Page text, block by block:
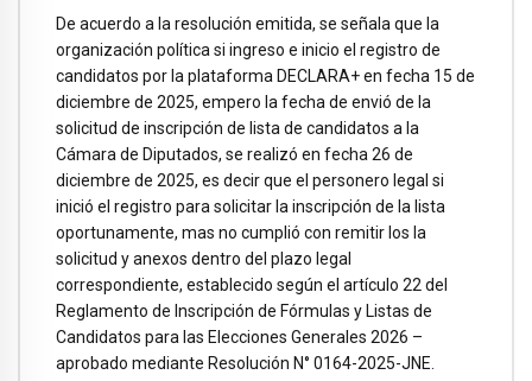
De acuerdo a la resolución emitida, se señala que la
organización política si ingreso e inicio el registro de
candidatos por la plataforma DECLARA+ en fecha 15 de
diciembre de 2025, empero la fecha de envió de la
solicitud de inscripción de lista de candidatos a la
Cámara de Diputados, se realizó en fecha 26 de
diciembre de 2025, es decir que el personero legal si
inició el registro para solicitar la inscripción de la lista
oportunamente, mas no cumplió con remitir los la
solicitud y anexos dentro del plazo legal
correspondiente, establecido según el artículo 22 del
Reglamento de Inscripción de Fórmulas y Listas de
Candidatos para las Elecciones Generales 2026 –
aprobado mediante Resolución N° 0164-2025-JNE.